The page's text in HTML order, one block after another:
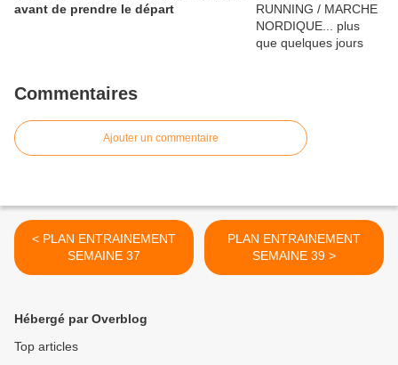
avant de prendre le départ
Commentaires
Ajouter un commentaire
< PLAN ENTRAINEMENT
SEMAINE 37
PLAN ENTRAINEMENT
SEMAINE 39 >
Hébergé par Overblog
Top articles